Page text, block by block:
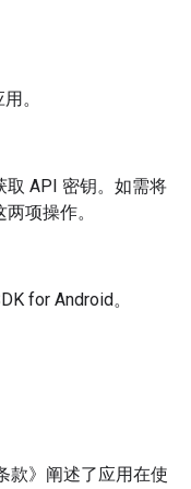
。
取 API 密钥。如需将
项操作。
for Android。
款》阐述了应用在使